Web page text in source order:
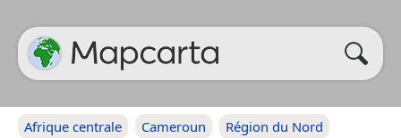
Afrique centrale Cameroun Région du Nord